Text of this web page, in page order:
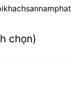
chọn)